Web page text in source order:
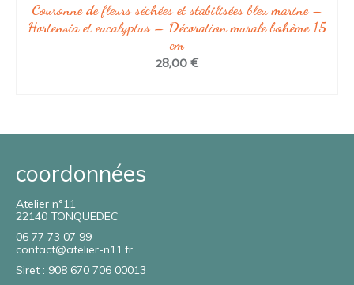
Couronne de fleurs séchées et stabilisées bleu marine –
Hortensia et eucalyptus – Décoration murale bohème 15
cm
28,00€
coordonnées
Atelier n°11
22140 TONQUEDEC
06 77 73 07 99
contact@atelier-n11.fr
Siret : 908 670 706 00013